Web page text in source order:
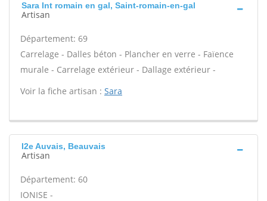
Sara Int romain en gal, Saint-romain-en-gal
Artisan
Département: 69
Carrelage - Dalles béton - Plancher en verre - Faïence
murale - Carrelage extérieur - Dallage extérieur -
Voir la fiche artisan : Sara
I2e Auvais, Beauvais
Artisan
Département: 60
IONISE -